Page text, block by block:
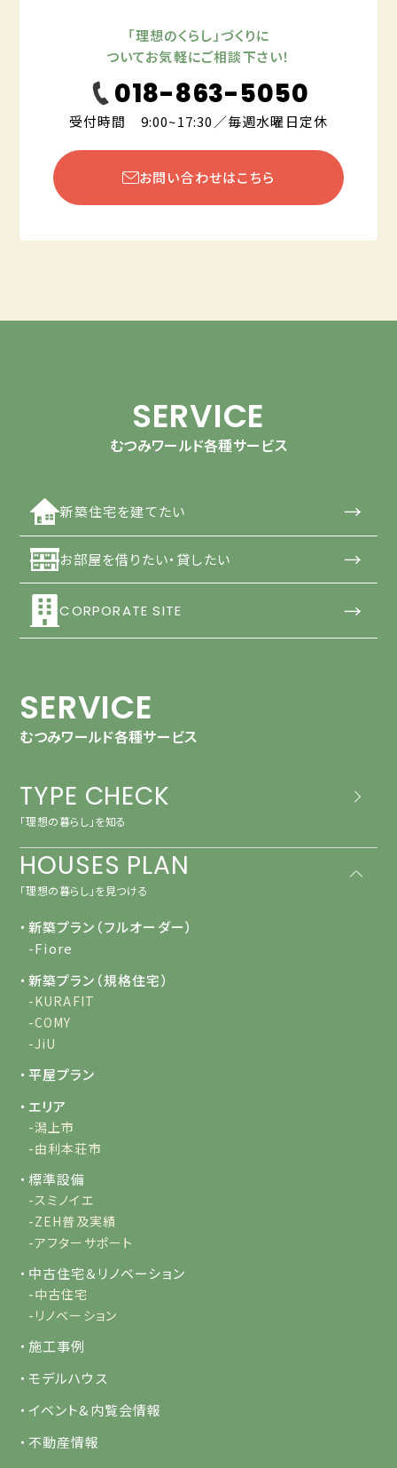
「理想のくらし」づくりに
ついてお気軽にご相談下さい！
018-863-5050
受付時間 9:00~17:30／毎週水曜日定休
お問い合わせはこちら
SERVICE
むつみワールド各種サービス
新築住宅を建てたい →
お部屋を借りたい・貸したい →
CORPORATE SITE →
SERVICE
むつみワールド各種サービス
TYPE CHECK
「理想の暮らし」を知る
HOUSES PLAN
「理想の暮らし」を見つける
・新築プラン（フルオーダー）
-Fiore
・新築プラン（規格住宅）
-KURAFIT
-COMY
-JiU
・平屋プラン
・エリア
-潟上市
-由利本荘市
・標準設備
-スミノイエ
-ZEH普及実績
-アフターサポート
・中古住宅＆リノベーション
-中古住宅
-リノベーション
・施工事例
・モデルハウス
・イベント&内覧会情報
・不動産情報